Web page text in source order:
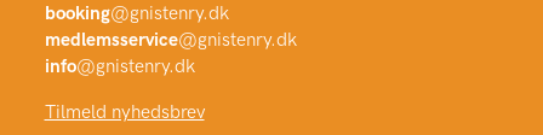
booking@gnistenry.dk
medlemsservice@gnistenry.dk
info@gnistenry.dk
Tilmeld nyhedsbrev